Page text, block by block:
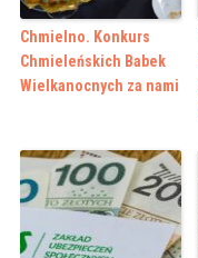
Chmielno. Konkurs
Chmieleńskich Babek
Wielkanocnych za nami